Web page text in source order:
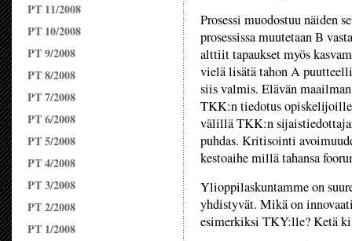
PT 11/2008
PT 10/2008
PT 9/2008
PT 8/2008
PT 7/2008
PT 6/2008
PT 5/2008
PT 4/2008
PT 3/2008
PT 2/2008
PT 1/2008
Prosessi muodostuu näiden
prosessissa muutetaan B
alttiit tapaukset myös
vielä lisätä tahon A
siis valmis. Elävän
TKK:n tiedotus
välillä TKK:n
puhdas. Kritisointi
kestoaihe millä tahansa
Ylioppilaskuntamme on
yhdistyvät. Mikä on
esimerkiksi TKY:­lle? Ketä